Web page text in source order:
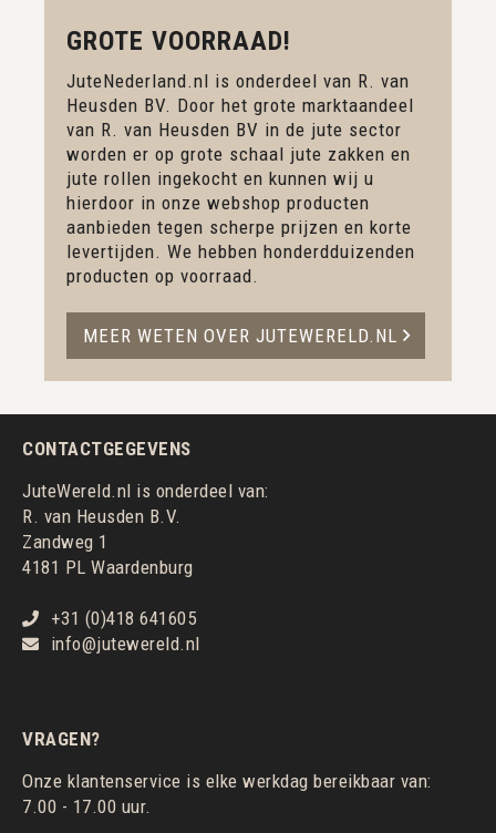
GROTE VOORRAAD!
JuteNederland.nl is onderdeel van R. van
Heusden BV. Door het grote marktaandeel
van R. van Heusden BV in de jute sector
worden er op grote schaal jute zakken en
jute rollen ingekocht en kunnen wij u
hierdoor in onze webshop producten
aanbieden tegen scherpe prijzen en korte
levertijden. We hebben honderdduizenden
producten op voorraad.
MEER WETEN OVER JUTEWERELD.NL
CONTACTGEGEVENS
JuteWereld.nl is onderdeel van:
R. van Heusden B.V.
Zandweg 1
4181 PL Waardenburg
+31 (0)418 641605
info@jutewereld.nl
VRAGEN?
Onze klantenservice is elke werkdag bereikbaar van:
7.00 - 17.00 uur.